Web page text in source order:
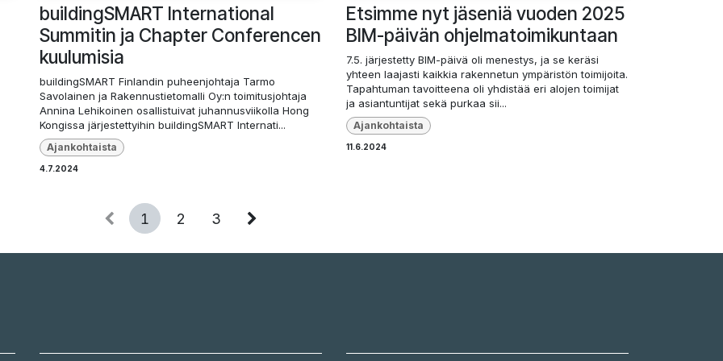
buildingSMART International
Summitin ja Chapter Conferencen
kuulumisia
buildingSMART Finlandin puheenjohtaja Tarmo
Savolainen ja Rakennustietomalli Oy:n toimitusjohtaja
Annina Lehikoinen osallistuivat juhannusviikolla Hong
Kongissa järjestettyihin buildingSMART Internati...
Ajankohtaista
4.7.2024
Etsimme nyt jäseniä vuoden 2025
BIM-päivän ohjelmatoimikuntaan
7.5. järjestetty BIM-päivä oli menestys, ja se keräsi
yhteen laajasti kaikkia rakennetun ympäristön toimijoita.
Tapahtuman tavoitteena oli yhdistää eri alojen toimijat
ja asiantuntijat sekä purkaa sii...
Ajankohtaista
11.6.2024
1 2 3